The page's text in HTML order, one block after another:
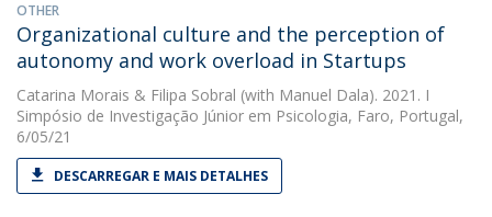
OTHER
Organizational culture and the perception of
autonomy and work overload in Startups
Catarina Morais & Filipa Sobral (with Manuel Dala). 2021. I
Simpósio de Investigação Júnior em Psicologia, Faro, Portugal,
6/05/21
DESCARREGAR E MAIS DETALHES